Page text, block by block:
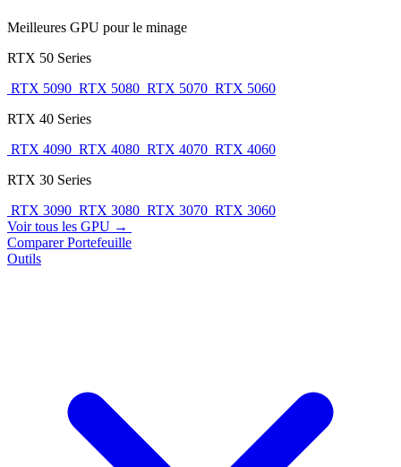
Meilleures GPU pour le minage
RTX 50 Series
RTX 5090 RTX 5080 RTX 5070 RTX 5060
RTX 40 Series
RTX 4090 RTX 4080 RTX 4070 RTX 4060
RTX 30 Series
RTX 3090 RTX 3080 RTX 3070 RTX 3060
Voir tous les GPU →
ComparerPortefeuille
Outils